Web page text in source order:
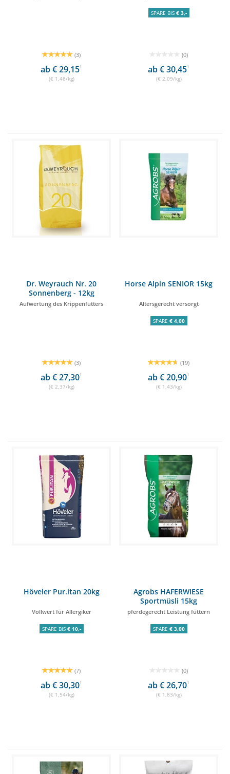
(3)
ab € 29,151
(€ 1,48/kg)
SPARE BIS € 3,-
(0)
ab € 30,451
(€ 2,09/kg)
Dr. Weyrauch Nr. 20
Sonnenberg - 12kg
Aufwertung des Krippenfutters
(3)
ab € 27,301
(€ 2,37/kg)
Horse Alpin SENIOR 15kg
Altersgerecht versorgt
SPARE € 4,00
(19)
ab € 20,901
(€ 1,43/kg)
Höveler Pur.itan 20kg
Vollwert für Allergiker
SPARE BIS € 10,-
(7)
ab € 30,301
(€ 1,54/kg)
Agrobs HAFERWIESE
Sportmüsli 15kg
pferdegerecht Leistung füttern
SPARE € 3,00
(0)
ab € 26,701
(€ 1,83/kg)